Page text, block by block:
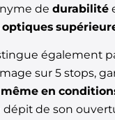
de durabilité
également
sur 5 stops,
en
dépit de son